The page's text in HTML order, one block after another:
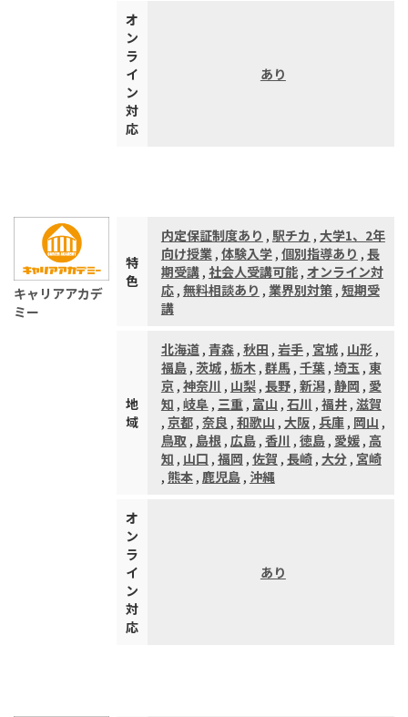
オ
ン
ラ
イ
ン
対
応
あり
キャリアアカデ
ミー
特
色
内定保証制度あり , 駅チカ , 大学1、2年
向け授業, 体験入学, 個別指導あり , 長
期受講, 社会人受講可能, オンライン対
応, 無料相談あり , 業界別対策, 短期受
講
地
域
北海道, 青森, 秋田 , 岩手, 宮城, 山形 ,
福島, 茨城, 栃木, 群馬, 千葉, 埼玉, 東
京, 神奈川 , 山梨, 長野, 新潟, 静岡 , 愛
知 , 岐阜, 三重, 富山 , 石川 , 福井, 滋賀
, 京都, 奈良 , 和歌山 , 大阪, 兵庫, 岡山 ,
鳥取, 島根, 広島, 香川 , 徳島, 愛媛, 高
知 , 山口 , 福岡 , 佐賀 , 長崎, 大分, 宮崎
, 熊本, 鹿児島, 沖縄
オ
ン
ラ
イ
ン
対
応
あり